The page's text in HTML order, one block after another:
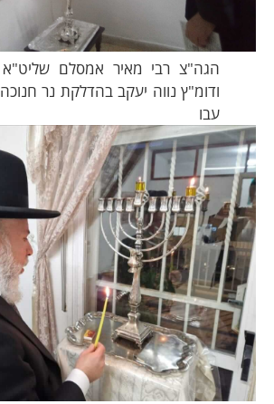
הגה"צ רבי מאיר אמסלם שליט"א
ודומ"ץ נווה יעקב בהדלקת נר חנוכה |
עבו